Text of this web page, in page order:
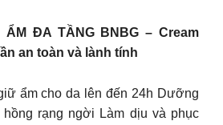
ẨM ĐA TẦNG BNBG – Cream
an toàn và lành tính
ẩm cho da lên đến 24h Dưỡng
rạng ngời Làm dịu và phục